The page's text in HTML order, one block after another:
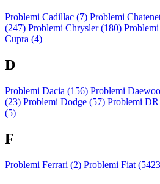
Problemi Cadillac (7) Problemi
(247) Problemi Chrysler (180)
Cupra (4)
D
Problemi Dacia (156) Problemi
(23) Problemi Dodge (57) Problemi
(5)
F
Problemi Ferrari (2) Problemi Fiat (5423